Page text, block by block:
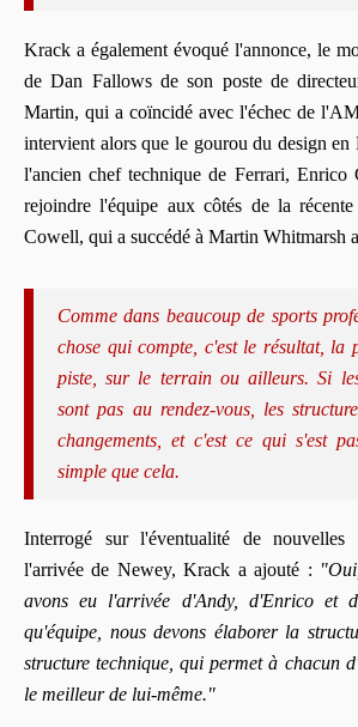
Krack a également évoqué l'annonce, le
de Dan Fallows de son poste de
Martin, qui a coïncidé avec l'échec de
intervient alors que le gourou du design
l'ancien chef technique de Ferrari, Enrico
rejoindre l'équipe aux côtés de la
Cowell, qui a succédé à Martin Whitmarsh
Comme dans beaucoup de sports
chose qui compte, c'est le résultat, la
piste, sur le terrain ou ailleurs. Si
sont pas au rendez-vous, les
changements, et c'est ce qui s'est
simple que cela.
Interrogé sur l'éventualité de nouvelles
l'arrivée de Newey, Krack a ajouté :
avons eu l'arrivée d'Andy, d'Enrico et
qu'équipe, nous devons élaborer la
structure technique, qui permet à chacun
le meilleur de lui-même."